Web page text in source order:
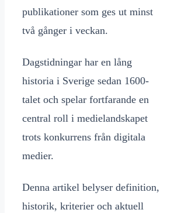
publikationer som ges ut minst
två gånger i veckan.
Dagstidningar har en lång
historia i Sverige sedan 1600-
talet och spelar fortfarande en
central roll i medielandskapet
trots konkurrens från digitala
medier.
Denna artikel belyser definition,
historik, kriterier och aktuell